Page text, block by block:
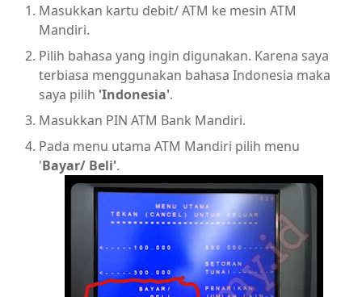
Masukkan kartu debit/ ATM ke mesin ATM
Mandiri.
Pilih bahasa yang ingin digunakan. Karena saya
terbiasa menggunakan bahasa Indonesia maka
saya pilih 'Indonesia'.
Masukkan PIN ATM Bank Mandiri.
Pada menu utama ATM Mandiri pilih menu
'Bayar/ Beli'.